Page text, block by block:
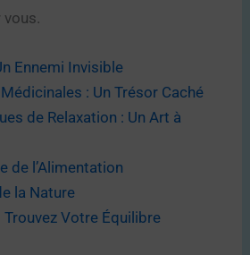
Ennemi Invisible
: Un Trésor Caché
de Relaxation : Un Art à
de l’Alimentation
la Nature
Trouvez Votre Équilibre